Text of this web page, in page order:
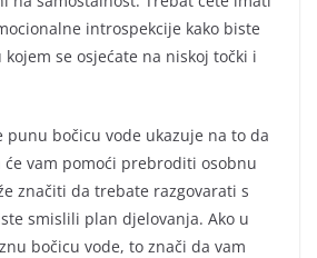
introspekcije kako biste
se osjećate na niskoj točki i
punu bočicu vode ukazuje na to da
vam pomoći prebroditi osobnu
značiti da trebate razgovarati s
smislili plan djelovanja. Ako u
bočicu vode, to znači da vam